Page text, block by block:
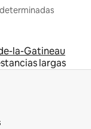
la-Gatineau
largas